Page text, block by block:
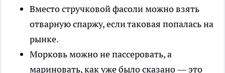
Вместо стручковой фасоли можно взять
отварную спаржу, если таковая попалась на
рынке.
Морковь можно не пассеровать, а
мариновать, как уже было сказано — это